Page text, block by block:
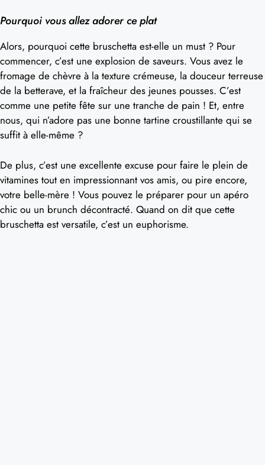
Pourquoi vous allez adorer ce plat
Alors, pourquoi cette bruschetta est-elle un must ? Pour
commencer, c’est une explosion de saveurs. Vous avez le
fromage de chèvre à la texture crémeuse, la douceur terreuse
de la betterave, et la fraîcheur des jeunes pousses. C’est
comme une petite fête sur une tranche de pain ! Et, entre
nous, qui n’adore pas une bonne tartine croustillante qui se
suffit à elle-même ?
De plus, c’est une excellente excuse pour faire le plein de
vitamines tout en impressionnant vos amis, ou pire encore,
votre belle-mère ! Vous pouvez le préparer pour un apéro
chic ou un brunch décontracté. Quand on dit que cette
bruschetta est versatile, c’est un euphorisme.